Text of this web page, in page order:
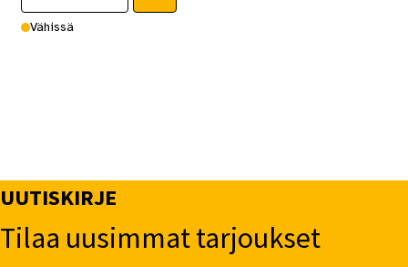
Vähissä
UUTISKIRJE
Tilaa uusimmat tarjoukset